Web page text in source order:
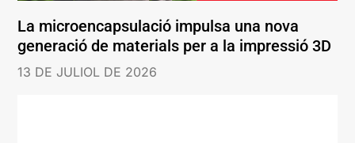
La microencapsulació impulsa una nova
generació de materials per a la impressió 3D
13 DE JULIOL DE 2026